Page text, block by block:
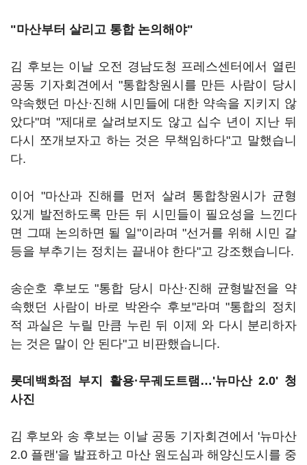
"마산부터 살리고 통합 논의해야"
김 후보는 이날 오전 경남도청 프레스센터에서 열린
공동 기자회견에서 "통합창원시를 만든 사람이 당시
약속했던 마산·진해 시민들에 대한 약속을 지키지 않
았다"며 "제대로 살려보지도 않고 십수 년이 지난 뒤
다시 쪼개보자고 하는 것은 무책임하다"고 말했습니
다.
이어 "마산과 진해를 먼저 살려 통합창원시가 균형
있게 발전하도록 만든 뒤 시민들이 필요성을 느낀다
면 그때 논의하면 될 일"이라며 "선거를 위해 시민 갈
등을 부추기는 정치는 끝내야 한다"고 강조했습니다.
송순호 후보도 "통합 당시 마산·진해 균형발전을 약
속했던 사람이 바로 박완수 후보"라며 "통합의 정치
적 과실은 누릴 만큼 누린 뒤 이제 와 다시 분리하자
는 것은 말이 안 된다"고 비판했습니다.
롯데백화점 부지 활용·무궤도트램…'뉴마산 2.0' 청
사진
김 후보와 송 후보는 이날 공동 기자회견에서 '뉴마산
2.0 플랜'을 발표하고 마산 원도심과 해양신도시를 중